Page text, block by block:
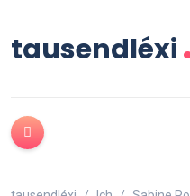
tausendléxi